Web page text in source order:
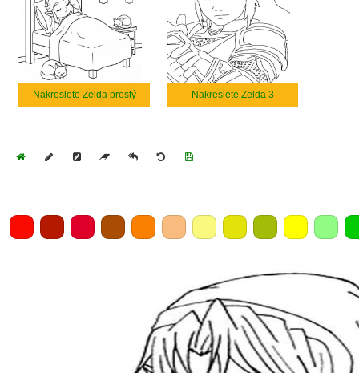
Nakreslete Zelda prostý Nakreslete Zelda 3